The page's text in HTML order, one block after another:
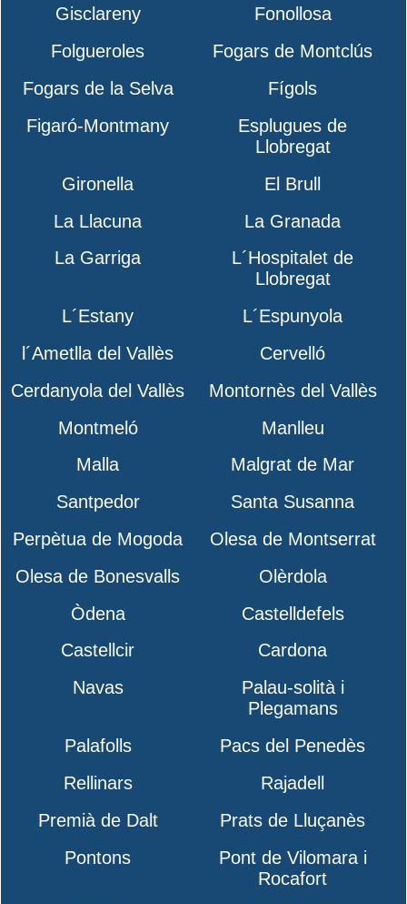
Gisclareny
Fonollosa
Folgueroles
Fogars de Montclús
Fogars de la Selva
Fígols
Figaró-Montmany
Esplugues de
Llobregat
Gironella
El Brull
La Llacuna
La Granada
La Garriga
L´Hospitalet de
Llobregat
L´Estany
L´Espunyola
l´Ametlla del Vallès
Cervelló
Cerdanyola del Vallès
Montornès del Vallès
Montmeló
Manlleu
Malla
Malgrat de Mar
Santpedor
Santa Susanna
Perpètua de Mogoda
Olesa de Montserrat
Olesa de Bonesvalls
Olèrdola
Òdena
Castelldefels
Castellcir
Cardona
Navas
Palau-solità i
Plegamans
Palafolls
Pacs del Penedès
Rellinars
Rajadell
Premià de Dalt
Prats de Lluçanès
Pontons
Pont de Vilomara i
Rocafort